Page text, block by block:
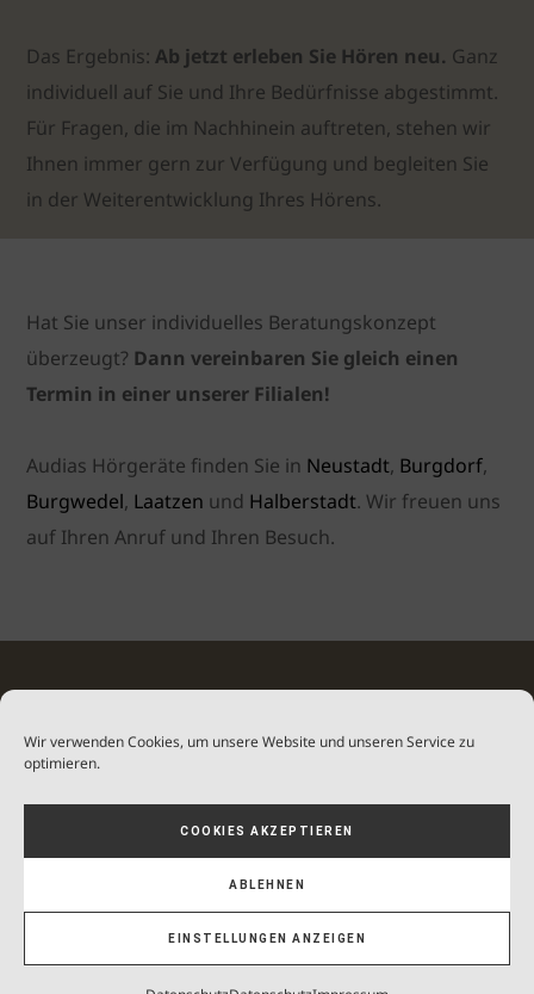
Wir verwenden Cookies, um unsere Website und unseren Service zu
optimieren.
COOKIES AKZEPTIEREN
ABLEHNEN
EINSTELLUNGEN ANZEIGEN
Das Ergebnis:Ab jetzt erleben Sie Hören neu. Ganz
individuell auf Sie und Ihre Bedürfnisse abgestimmt.
Für Fragen, die im Nachhinein auftreten, stehen wir
Ihnen immer gern zur Verfügung und begleiten Sie
in der Weiterentwicklung Ihres Hörens.
Hat Sie unser individuelles Beratungskonzept
überzeugt? Dann vereinbaren Sie gleich einen
Termin in einer unserer Filialen!
Audias Hörgeräte finden Sie in Neustadt, Burgdorf,
Burgwedel, Laatzen und Halberstadt. Wir freuen uns
auf Ihren Anruf und Ihren Besuch.
E-Mail:info@audias.de
Verwaltung:
Impressum|Datenschutz